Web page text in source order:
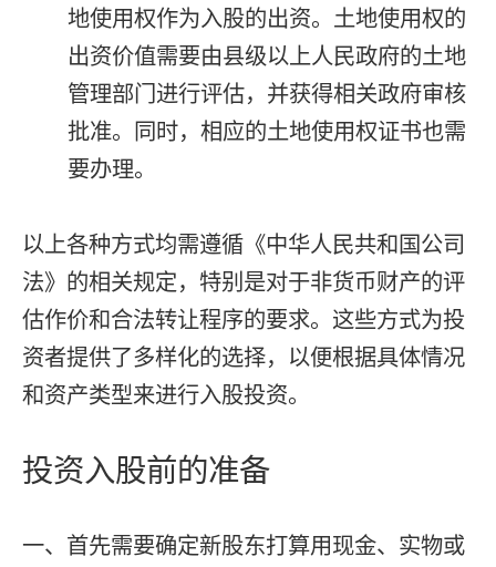
地使用权作为入股的出资。土地使用权的
出资价值需要由县级以上人民政府的土地
管理部门进行评估，并获得相关政府审核
批准。同时，相应的土地使用权证书也需
要办理。
以上各种方式均需遵循《中华人民共和国公司
法》的相关规定，特别是对于非货币财产的评
估作价和合法转让程序的要求。这些方式为投
资者提供了多样化的选择，以便根据具体情况
和资产类型来进行入股投资。
投资入股前的准备
一、首先需要确定新股东打算用现金、实物或